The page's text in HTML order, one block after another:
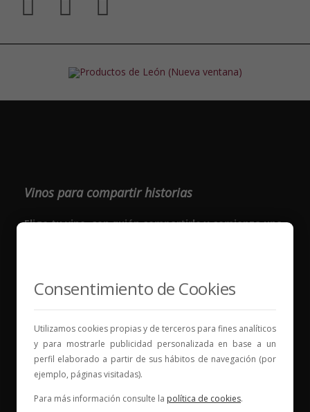
Vinos para compartir historias
Elige tu vino, con quién compartirlo y comienza una
Entidad de Certificación de Producto acreditado por ENAC
Consentimiento de Cookies
Utilizamos cookies propias y de terceros para fines analíticos
y para mostrarle publicidad personalizada en base a un
perfil elaborado a partir de sus hábitos de navegación (por
ejemplo, páginas visitadas).
Para más información consulte la política de cookies.